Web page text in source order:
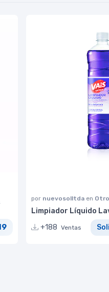
por nuevosolltda en
Limpiador Líquido
+188 Ventas